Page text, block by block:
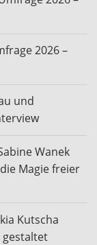
2026 –
und
Wanek
Magie freier
Kutscha
gestaltet